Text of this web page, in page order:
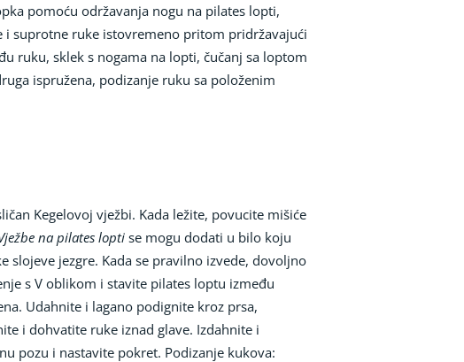
pomoću održavanja nogu na pilates lopti,
i suprotne ruke istovremeno pritom pridržavajući
ruku, sklek s nogama na lopti, čučanj sa loptom
ispružena, podizanje ruku sa položenim
Kegelovoj vježbi. Kada ležite, povucite mišiće
na pilates lopti se mogu dodati u bilo koju
jezgre. Kada se pravilno izvede, dovoljno
s V oblikom i stavite pilates loptu između
Udahnite i lagano podignite kroz prsa,
i dohvatite ruke iznad glave. Izdahnite i
pozu i nastavite pokret. Podizanje kukova: